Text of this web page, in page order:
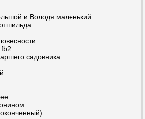
и Володя маленький
садовника